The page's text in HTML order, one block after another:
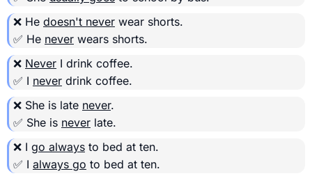
❌ He doesn't never wear shorts.
✅ He never wears shorts.
❌ Never I drink coffee.
✅ I never drink coffee.
❌ She is late never.
✅ She is never late.
❌ I go always to bed at ten.
✅ I always go to bed at ten.